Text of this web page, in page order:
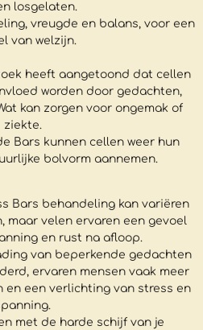
losgelaten.
vreugde en balans, voor een
van welzijn.
heeft aangetoond dat cellen
worden door gedachten,
kan zorgen voor ongemak of
ziekte.
Bars kunnen cellen weer hun
bolvorm aannemen.
Bars behandeling kan variëren
maar velen ervaren een gevoel
en rust na afloop.
van beperkende gedachten
ervaren mensen vaak meer
en een verlichting van stress en
met de harde schijf van je